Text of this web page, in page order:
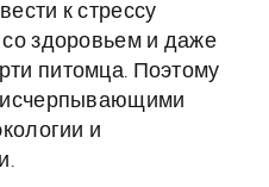
к стрессу
здоровьем и даже
питомца. Поэтому
исчерпывающими
и